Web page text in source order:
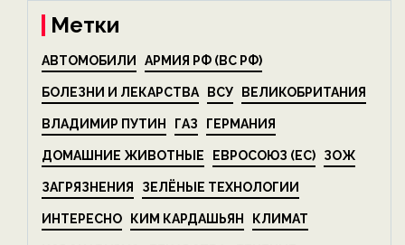
Метки
АВТОМОБИЛИ АРМИЯ РФ (ВС РФ)
БОЛЕЗНИ И ЛЕКАРСТВА ВСУ ВЕЛИКОБРИТАНИЯ
ВЛАДИМИР ПУТИН ГАЗ ГЕРМАНИЯ
ДОМАШНИЕ ЖИВОТНЫЕ ЕВРОСОЮЗ (ЕС) ЗОЖ
ЗАГРЯЗНЕНИЯ ЗЕЛЁНЫЕ ТЕХНОЛОГИИ
ИНТЕРЕСНО КИМ КАРДАШЬЯН КЛИМАТ